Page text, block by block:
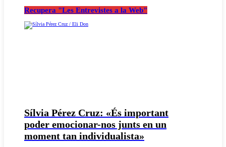
Recupera "Les Entrevistes a la Web"
Sílvia Pérez Cruz: «És important
poder emocionar-nos junts en un
moment tan individualista»